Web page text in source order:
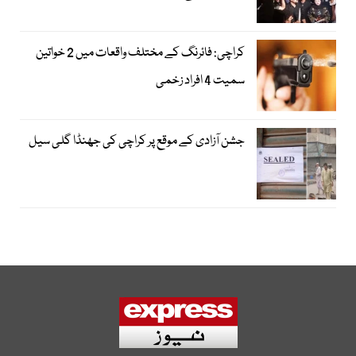
کراچی: فائرنگ کے مختلف واقعات میں 2 خواتین
سمیت 4 افراد زخمی
جشن آزادی کے موقع پر کراچی کی جھنڈا گلی سیل